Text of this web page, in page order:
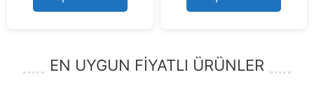
5
EN UYGUN FİYATLI ÜRÜNLER